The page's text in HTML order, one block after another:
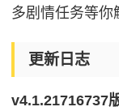
多剧情任务等你
更新日志
v4.1.21716737